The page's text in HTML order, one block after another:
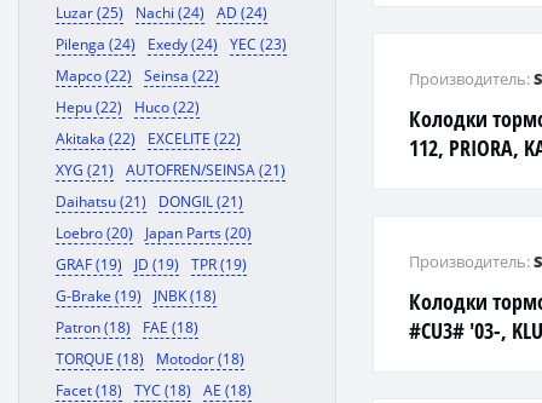
Luzar (25)
Nachi (24)
AD (24)
Pilenga (24)
Exedy (24)
YEC (23)
Mapco (22)
Seinsa (22)
Hepu (22)
Huco (22)
Akitaka (22)
EXCELITE (22)
XYG (21)
AUTOFREN/SEINSA (21)
Daihatsu (21)
DONGIL (21)
Loebro (20)
Japan Parts (20)
GRAF (19)
JD (19)
TPR (19)
G-Brake (19)
JNBK (18)
Patron (18)
FAE (18)
TORQUE (18)
Motodor (18)
Facet (18)
TYC (18)
AE (18)
Колодки
112, PRIORA,
Производитель:
Колодки
#CU3# '03-,
Производитель: